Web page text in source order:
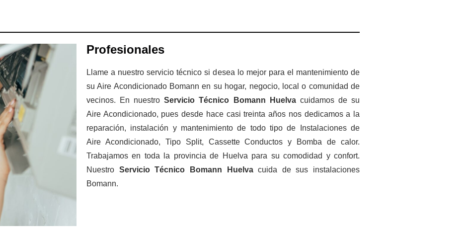
Profesionales
Llame a nuestro servicio técnico si desea lo mejor para el mantenimiento de
su Aire Acondicionado Bomann en su hogar, negocio, local o comunidad de
vecinos. En nuestroServicio Técnico Bomann Huelva cuidamos de su
Aire Acondicionado, pues desde hace casi treinta años nos dedicamos a la
reparación, instalación y mantenimiento de todo tipo de Instalaciones de
Aire Acondicionado, Tipo Split, Cassette Conductos y Bomba de calor.
Trabajamos en toda la provincia de Huelva para su comodidad y confort.
Nuestro Servicio Técnico Bomann Huelvacuida de sus instalaciones
Bomann.